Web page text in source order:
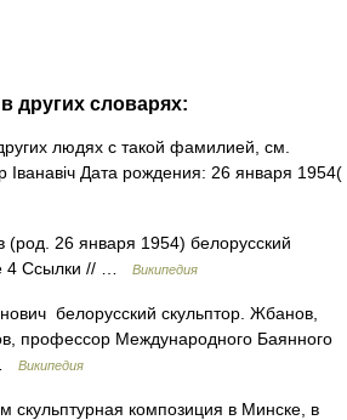
других словарях:
людях с такой фамилией, см.
Дата рождения: 26 января 1954(
26 января 1954) белорусский
4 Ссылки // …
Википедия
белорусский скульптор. Жбанов,
профессор Международного Баянного
Википедия
скульптурная композиция в Минске, в